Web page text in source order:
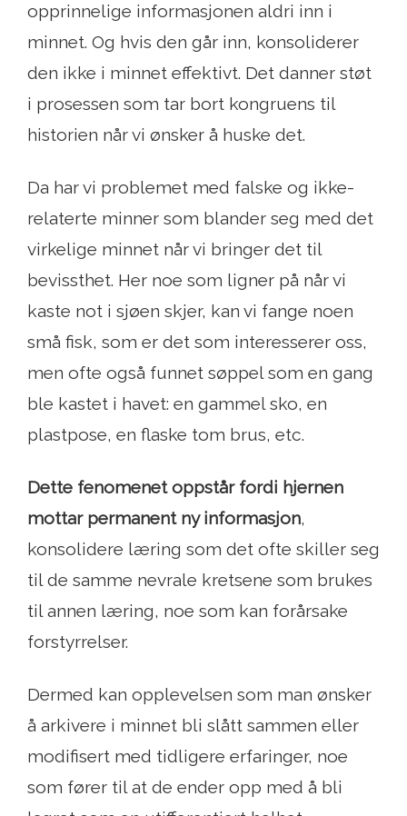
opprinnelige informasjonen aldri inn i
minnet. Og hvis den går inn, konsoliderer
den ikke i minnet effektivt. Det danner støt
i prosessen som tar bort kongruens til
historien når vi ønsker å huske det.
Da har vi problemet med falske og ikke-
relaterte minner som blander seg med det
virkelige minnet når vi bringer det til
bevissthet. Her noe som ligner på når vi
kaste not i sjøen skjer, kan vi fange noen
små fisk, som er det som interesserer oss,
men ofte også funnet søppel som en gang
ble kastet i havet: en gammel sko, en
plastpose, en flaske tom brus, etc.
Dette fenomenet oppstår fordi hjernen
mottar permanent ny informasjon,
konsolidere læring som det ofte skiller seg
til de samme nevrale kretsene som brukes
til annen læring, noe som kan forårsake
forstyrrelser.
Dermed kan opplevelsen som man ønsker
å arkivere i minnet bli slått sammen eller
modifisert med tidligere erfaringer, noe
som fører til at de ender opp med å bli